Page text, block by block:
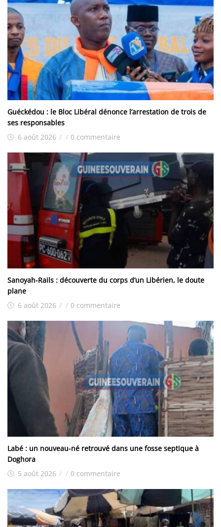
Guéckédou : le Bloc Libéral dénonce l’arrestation de trois de
ses responsables
6 août 2026 / / 0 commentaire
Sanoyah-Rails : découverte du corps d’un Libérien, le doute
plane
6 août 2026 / / 0 commentaire
Labé : un nouveau-né retrouvé dans une fosse septique à
Doghora
5 août 2026 / / 0 commentaire